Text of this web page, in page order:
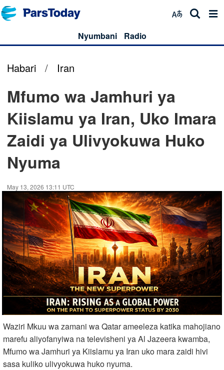
Nyumbani Radio
Habari / Iran
Mfumo wa Jamhuri ya
Kiislamu ya Iran, Uko Imara
Zaidi ya Ulivyokuwa Huko
Nyuma
May 13, 2026 13:11 UTC
Waziri Mkuu wa zamani wa Qatar ameeleza katika mahojiano
marefu aliyofanyiwa na televisheni ya Al Jazeera kwamba,
Mfumo wa Jamhuri ya Kiislamu ya Iran uko mara zaidi hivi
sasa kuliko ulivyokuwa huko nyuma.